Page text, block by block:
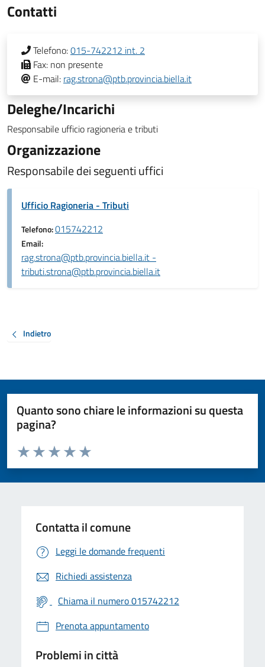
Contatti
Telefono:015-742212 int. 2
Fax: non presente
E-mail: rag.strona@ptb.provincia.biella.it
Deleghe/Incarichi
Responsabile ufficio ragioneria e tributi
Organizzazione
Responsabile dei seguenti uffici
Ufficio Ragioneria - Tributi
Telefono:015742212
Email:
rag.strona@ptb.provincia.biella.it -
tributi.strona@ptb.provincia.biella.it
Indietro
Quanto sono chiare le informazioni su questa
pagina?
Valuta da 1 a 5 stelle la pagina
Valuta 5 stelle su 5
Valuta 4 stelle su 5
Valuta 3 stelle su 5
Valuta 2 stelle su 5
Valuta 1 stelle su 5
Contatta il comune
Leggi le domande frequenti
Richiedi assistenza
Chiama il numero 015742212
Prenota appuntamento
Problemi in città